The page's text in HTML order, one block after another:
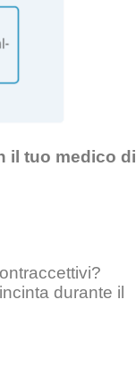
il tuo medico di
durante il